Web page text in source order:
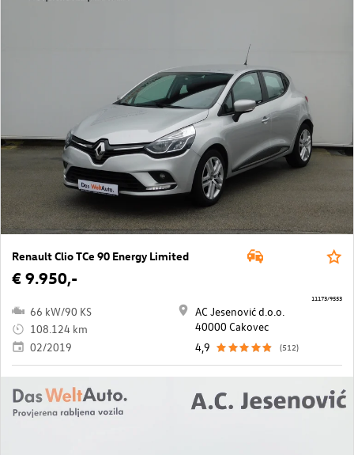
Renault Clio TCe 90 Energy Limited
€ 9.950,-
66 kW/90 KS
108.124 km
02/2019
AC Jesenović d.o.o.
40000 Cakovec
4,9
(512)
11173/9553